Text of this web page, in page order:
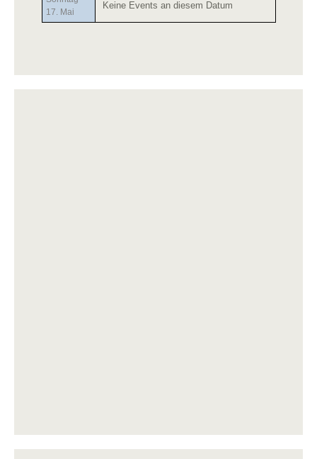
17. Mai
Keine Events an diesem Datum